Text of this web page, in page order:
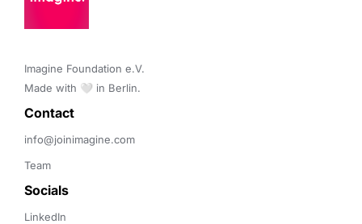
Imagine Foundation e.V.
Made with 🤍 in Berlin.
Contact
info@joinimagine.com
Team
Socials
LinkedIn